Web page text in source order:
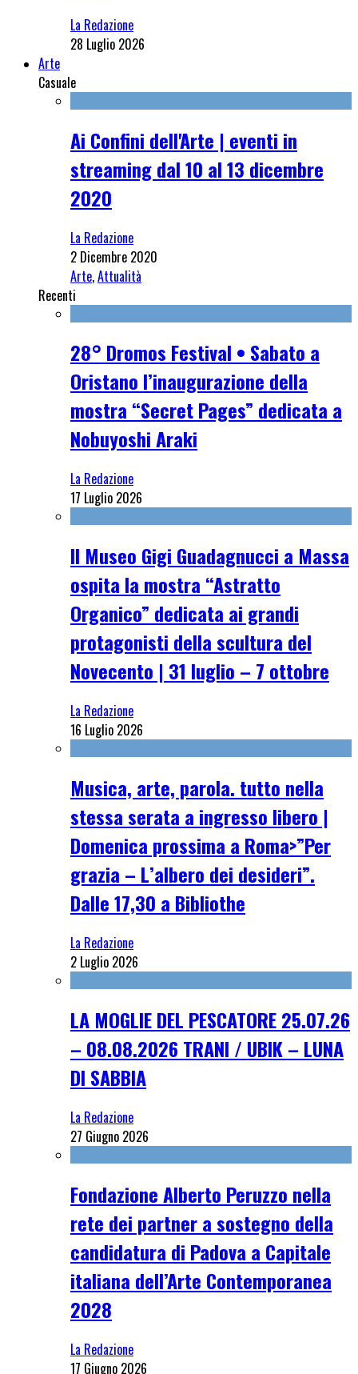
La Redazione
28 Luglio 2026
Arte
Casuale
Ai Confini dell'Arte | eventi in
streaming dal 10 al 13 dicembre
2020
La Redazione
2 Dicembre 2020
Arte,Attualità
Recenti
28° Dromos Festival • Sabato a
Oristano l’inaugurazione della
mostra “Secret Pages” dedicata a
Nobuyoshi Araki
La Redazione
17 Luglio 2026
Il Museo Gigi Guadagnucci a Massa
ospita la mostra “Astratto
Organico” dedicata ai grandi
protagonisti della scultura del
Novecento | 31 luglio – 7 ottobre
La Redazione
16 Luglio 2026
Musica, arte, parola. tutto nella
stessa serata a ingresso libero |
Domenica prossima a Roma>”Per
grazia – L’albero dei desideri”.
Dalle 17,30 a Bibliothe
La Redazione
2 Luglio 2026
LA MOGLIE DEL PESCATORE 25.07.26
– 08.08.2026 TRANI / UBIK – LUNA
DI SABBIA
La Redazione
27 Giugno 2026
Fondazione Alberto Peruzzo nella
rete dei partner a sostegno della
candidatura di Padova a Capitale
italiana dell’Arte Contemporanea
2028
La Redazione
17 Giugno 2026